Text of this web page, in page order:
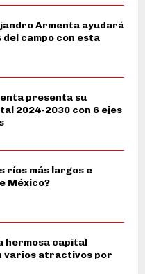
Armenta ayudará
campo con esta
presenta su
2024-2030 con 6 ejes
ríos más largos e
México?
hermosa capital
varios atractivos por